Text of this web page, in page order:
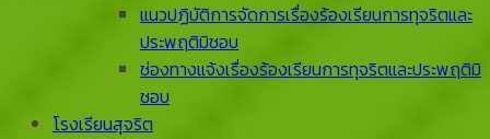
แนวปฏิบัติการจัดการเรื่องร้องเรียนการทุจริตและ
ประพฤติมิชอบ
ช่องทางแจ้งเรื่องร้องเรียนการทุจริตและประพฤติมิ
ชอบ
โรงเรียนสุจริต